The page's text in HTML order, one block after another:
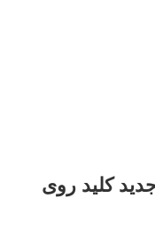
کلید روی